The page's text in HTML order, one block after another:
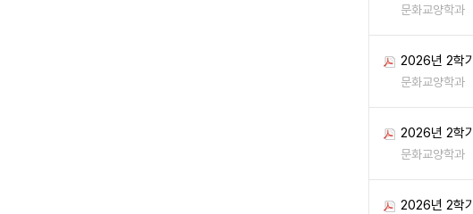
문화교양학과
2026년 2학기
문화교양학과
2026년 2학기
문화교양학과
2026년 2학기